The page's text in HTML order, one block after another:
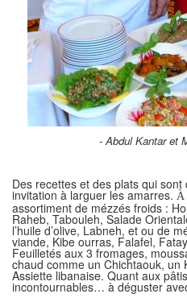
- Abdul Kantar et
Des recettes et des plats qui
invitation à larguer les amarres. À
assortiment de mézzés froids :
Raheb, Tabouleh, Salade
l’huile d’olive, Labneh, et ou de
viande, Kibe ourras, Falafel,
Feuilletés aux 3 fromages,
chaud comme un Chichtaouk, un
Assiette libanaise. Quant aux
incontournables… à déguster